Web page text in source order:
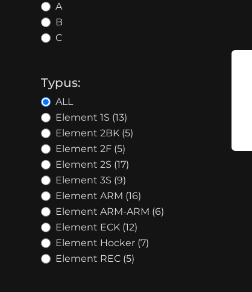
A
B
C
Typus:
ALL
Element 1S (13)
Element 2BK (5)
Element 2F (5)
Element 2S (17)
Element 3S (9)
Element ARM (16)
Element ARM-ARM (6)
Element ECK (12)
Element Hocker (7)
Element REC (5)